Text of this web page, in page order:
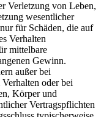
Verletzung von Leben,
wesentlicher
für Schäden, die auf
Verhalten
mittelbare
Gewinn.
außer bei
oder bei
Körper und
Vertragspflichten